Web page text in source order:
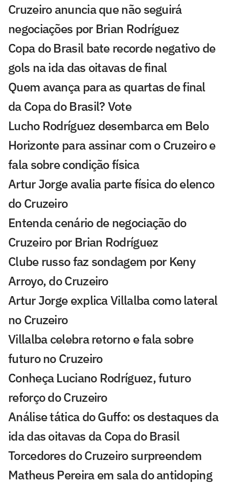
Cruzeiro anuncia que não seguirá
negociações por Brian Rodríguez
Copa do Brasil bate recorde negativo de
gols na ida das oitavas de final
Quem avança para as quartas de final
da Copa do Brasil? Vote
Lucho Rodríguez desembarca em Belo
Horizonte para assinar com o Cruzeiro e
fala sobre condição física
Artur Jorge avalia parte física do elenco
do Cruzeiro
Entenda cenário de negociação do
Cruzeiro por Brian Rodríguez
Clube russo faz sondagem por Keny
Arroyo, do Cruzeiro
Artur Jorge explica Villalba como lateral
no Cruzeiro
Villalba celebra retorno e fala sobre
futuro no Cruzeiro
Conheça Luciano Rodríguez, futuro
reforço do Cruzeiro
Análise tática do Guffo: os destaques da
ida das oitavas da Copa do Brasil
Torcedores do Cruzeiro surpreendem
Matheus Pereira em sala do antidoping